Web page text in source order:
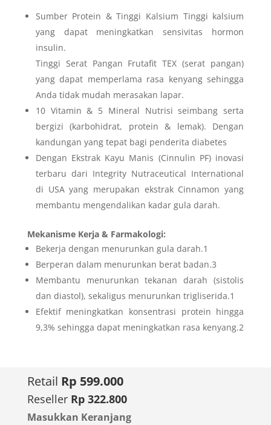
Sumber Protein & Tinggi Kalsium Tinggi kalsium
yang dapat meningkatkan sensivitas hormon
insulin.
Tinggi Serat Pangan Frutafit TEX (serat pangan)
yang dapat memperlama rasa kenyang sehingga
Anda tidak mudah merasakan lapar.
10 Vitamin & 5 Mineral Nutrisi seimbang serta
bergizi (karbohidrat, protein & lemak). Dengan
kandungan yang tepat bagi penderita diabetes
Dengan Ekstrak Kayu Manis (Cinnulin PF) inovasi
terbaru dari Integrity Nutraceutical International
di USA yang merupakan ekstrak Cinnamon yang
membantu mengendalikan kadar gula darah.
Mekanisme Kerja & Farmakologi:
Bekerja dengan menurunkan gula darah.1
Berperan dalam menurunkan berat badan.3
Membantu menurunkan tekanan darah (sistolis
dan diastol), sekaligus menurunkan trigliserida.1
Efektif meningkatkan konsentrasi protein hingga
9,3% sehingga dapat meningkatkan rasa kenyang.2
Retail Rp 599.000
Reseller Rp 322.800
Masukkan Keranjang